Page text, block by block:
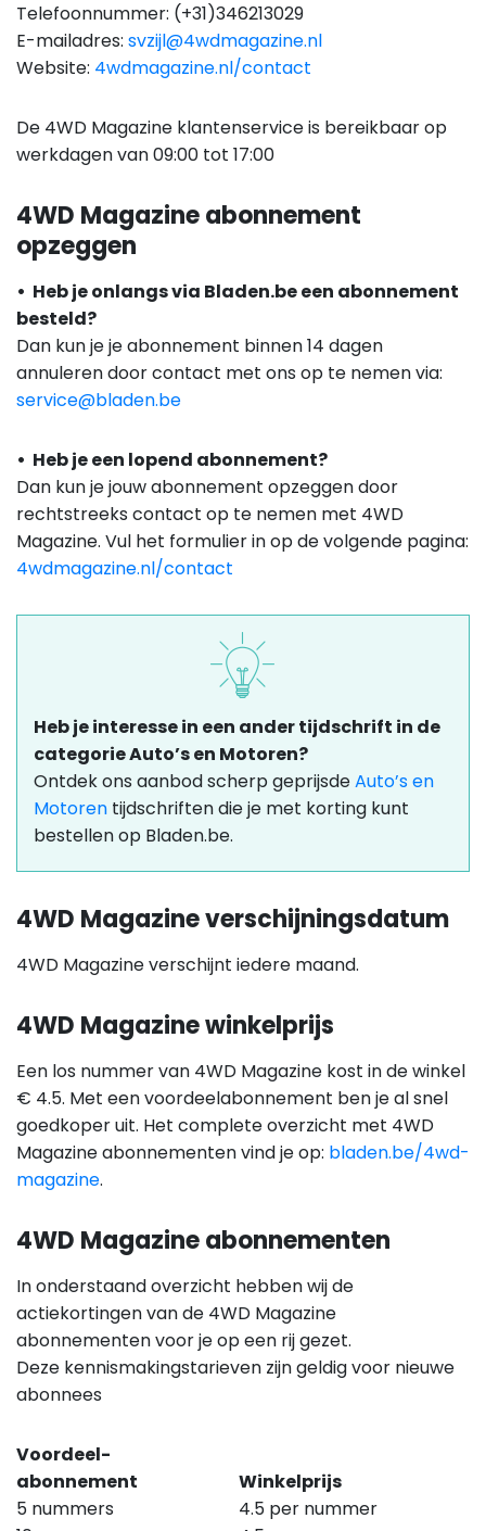
Telefoonnummer: (+31)346213029
E-mailadres: svzijl@4wdmagazine.nl
Website: 4wdmagazine.nl/contact
De 4WD Magazine klantenservice is bereikbaar op
werkdagen van 09:00 tot 17:00
4WD Magazine abonnement
opzeggen
• Heb je onlangs via Bladen.be een abonnement
besteld?
Dan kun je je abonnement binnen 14 dagen
annuleren door contact met ons op te nemen via:
service@bladen.be
• Heb je een lopend abonnement?
Dan kun je jouw abonnement opzeggen door
rechtstreeks contact op te nemen met 4WD
Magazine. Vul het formulier in op de volgende pagina:
4wdmagazine.nl/contact
Heb je interesse in een ander tijdschrift in de
categorie Auto’s en Motoren?
Ontdek ons aanbod scherp geprijsdeAuto’s en
Motoren tijdschriften die je met korting kunt
bestellen op Bladen.be.
4WD Magazine verschijningsdatum
4WD Magazine verschijnt iedere maand.
4WD Magazine winkelprijs
Een los nummer van 4WD Magazine kost in de winkel
€ 4.5. Met een voordeelabonnement ben je al snel
goedkoper uit. Het complete overzicht met 4WD
Magazine abonnementen vind je op: bladen.be/4wd-
magazine.
4WD Magazine abonnementen
In onderstaand overzicht hebben wij de
actiekortingen van de 4WD Magazine
abonnementen voor je op een rij gezet.
Deze kennismakingstarieven zijn geldig voor nieuwe
abonnees
Voordeel-
abonnement
Winkelprijs
5 nummers
4.5 per nummer